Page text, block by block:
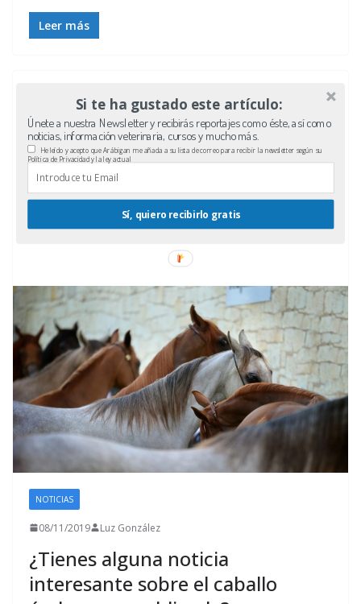
Leer más
Si te ha gustado este artículo:
Únete a nuestra Newsletter y recibirás reportajes como éste, así como
noticias, información veterinaria, cursos y mucho más.
Sí, quiero recibirlo gratis
He leído y acepto que Arábigan me añada a su lista de correo para recibir la newsletter según su
Política de Privacidad y la ley actual
NOTICIAS
08/11/2019 Luz González
¿Tienes alguna noticia
interesante sobre el caballo